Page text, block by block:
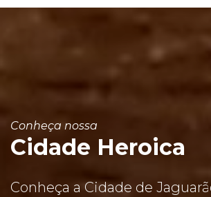
Conheça nossa
Cidade Heroica
Conheça a Cidade de